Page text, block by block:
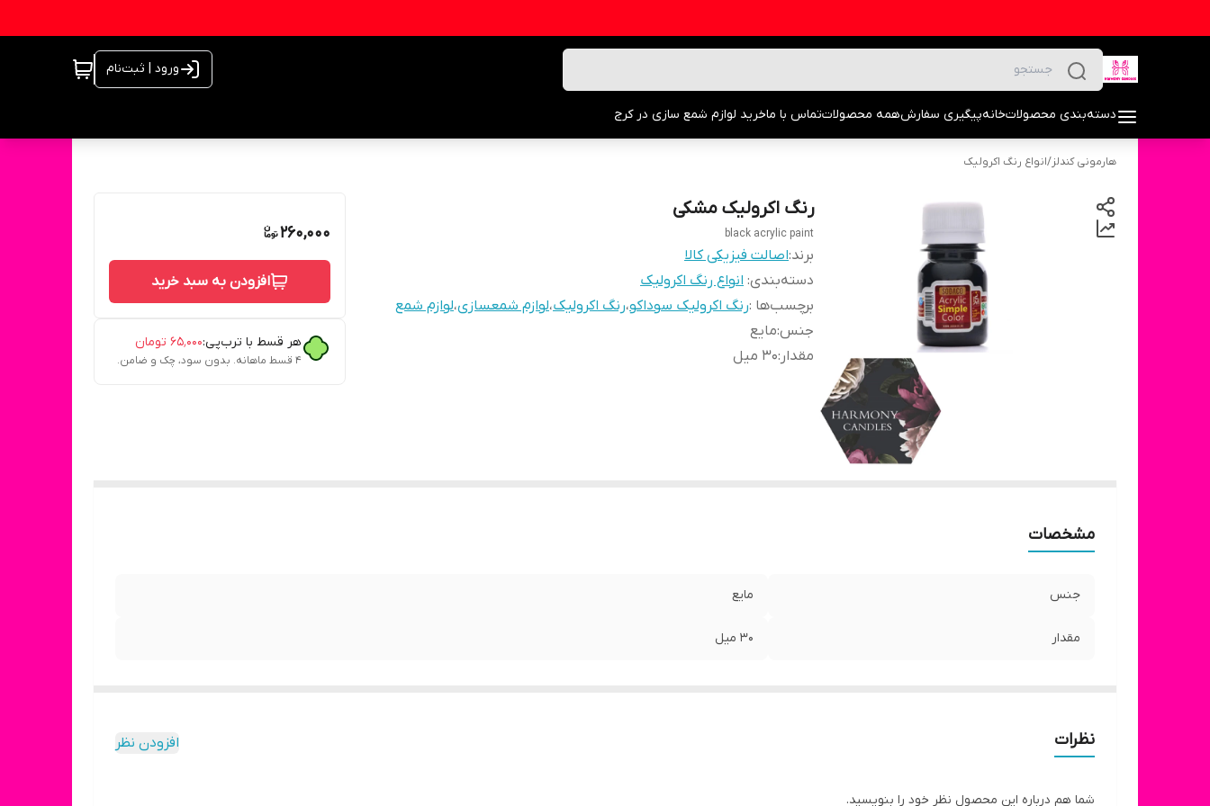
ورود | ثبت‌نام
دسته‌بندی محصولاتخانهپیگیری سفارشهمه محصولاتتماس با ماخرید لوازم شمع سازی در کرج
هارمونی کندلز/انواع رنگ اکرولیک
رنگ اکرولیک مشکی
black acrylic paint
برند:اصالت فیزیکی کالا
دسته‌بندی: انواع رنگ اکرولیک
برچسب‌ها :رنگ اکرولیک سوداکو،رنگ اکرولیک،لوازم شمعسازی،لوازم شمع
جنس:مایع
مقدار :30 میل
260,000
افزودن به سبد خرید
هر قسط با ترب‌پی:۶۵٬۰۰۰ تومان
۴ قسط ماهانه. بدون سود، چک و ضامن.
مشخصات
جنس مایع
مقدار 30 میل
نظرات افزودن نظر
شما هم درباره این محصول نظر خود را بنویسید.